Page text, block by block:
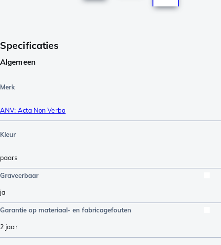
Specificaties
Algemeen
Merk
ANV: Acta Non Verba
Kleur
paars
Graveerbaar
ja
Garantie op materiaal- en fabricagefouten
2 jaar